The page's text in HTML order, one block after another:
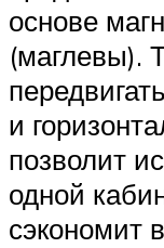
основе
(маглевы).
и
позволит
одной
сэкономит